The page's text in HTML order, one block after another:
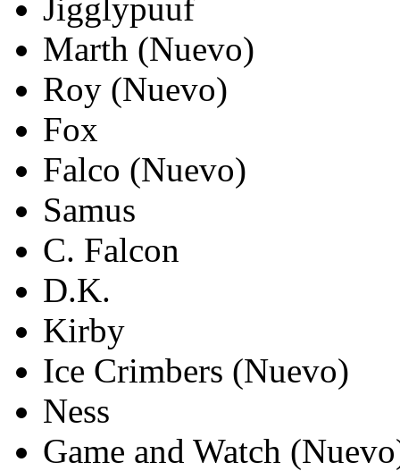
Jigglypuuf
Marth (Nuevo)
Roy (Nuevo)
Fox
Falco (Nuevo)
Samus
C. Falcon
D.K.
Kirby
Ice Crimbers (Nuevo)
Ness
Game and Watch